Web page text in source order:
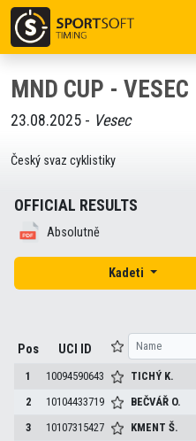
MND CUP - VESEC
23.08.2025 - Vesec
Český svaz cyklistiky
OFFICIAL RESULTS
Absolutně
Kadeti
Pos UCI ID
1 10094590643 TICHÝ K.
2
10104433719 BEČVÁŘ O.
3
10107315427 KMENTŠ.